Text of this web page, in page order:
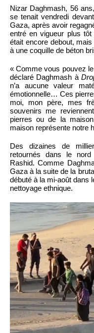
Nizar Daghmash, 56
se tenait vendredi
Gaza, après avoir
entré en vigueur plus
était encore debout,
à une coquille de béton
« Comme vous pouvez
déclaré Daghmash à
n’a aucune valeur
émotionnelle… Ces
moi, mon père, mes
souvenirs me
pierres ou de la
maison représente notre
Des dizaines de
retournés dans le
Rashid. Comme
Gaza à la suite de la
débuté à la mi-août dans
nettoyage ethnique.